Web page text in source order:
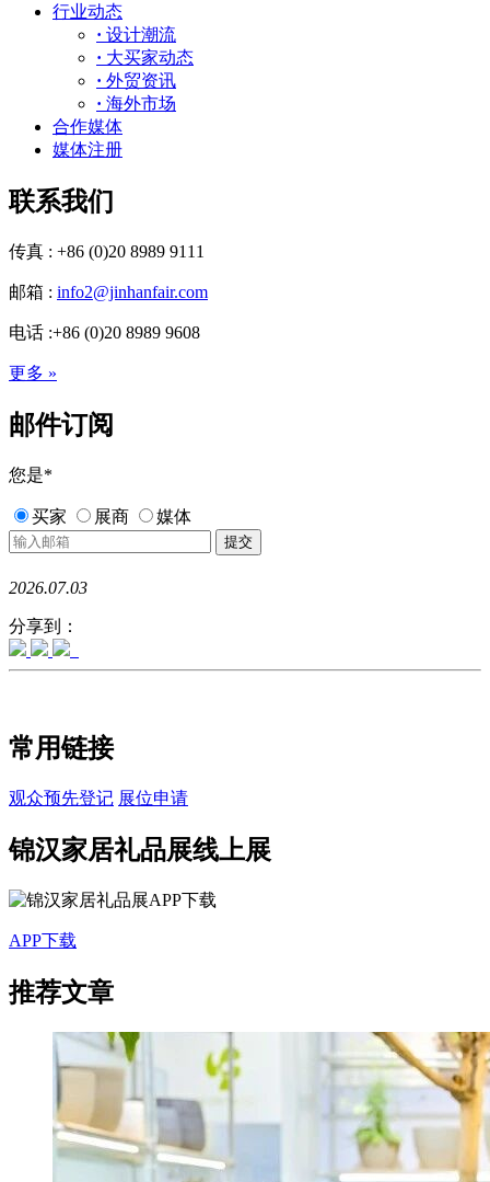
行业动态
· 设计潮流
· 大买家动态
· 外贸资讯
· 海外市场
合作媒体
媒体注册
联系我们
传真 : +86 (0)20 8989 9111
邮箱 : info2@jinhanfair.com
电话 :+86 (0)20 8989 9608
更多 »
邮件订阅
您是*
买家 展商 媒体
2026.07.03
分享到：
常用链接
观众预先登记 展位申请
锦汉家居礼品展线上展
APP下载
推荐文章